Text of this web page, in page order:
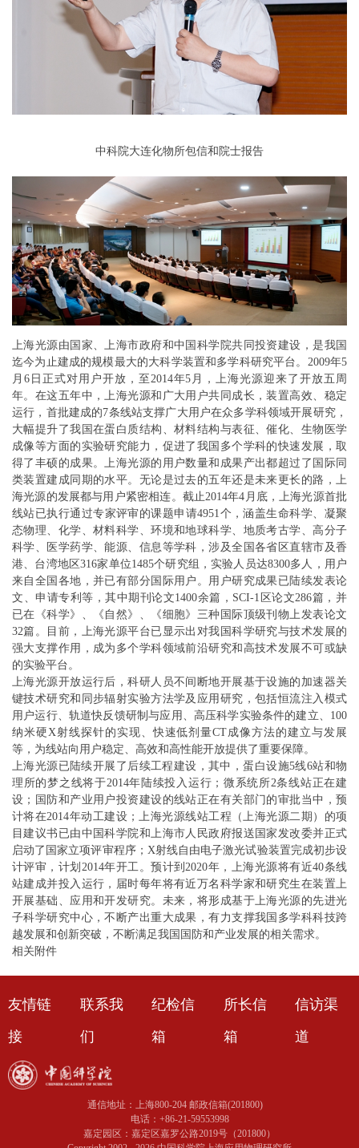
中科院大连化物所包信和院士报告
上海光源由国家、上海市政府和中国科学院共同投资建设，是我国
迄今为止建成的规模最大的大科学装置和多学科研究平台。2009年5
月6日正式对用户开放，至2014年5月，上海光源迎来了开放五周
年。在这五年中，上海光源和广大用户共同成长，装置高效、稳定
运行，首批建成的7条线站支撑广大用户在众多学科领域开展研究，
大幅提升了我国在蛋白质结构、材料结构与表征、催化、生物医学
成像等方面的实验研究能力，促进了我国多个学科的快速发展，取
得了丰硕的成果。上海光源的用户数量和成果产出都超过了国际同
类装置建成同期的水平。无论是过去的五年还是未来更长的路，上
海光源的发展都与用户紧密相连。截止2014年4月底，上海光源首批
线站已执行通过专家评审的课题申请4951个，涵盖生命科学、凝聚
态物理、化学、材料科学、环境和地球科学、地质考古学、高分子
科学、医学药学、能源、信息等学科，涉及全国各省区直辖市及香
港、台湾地区316家单位1485个研究组，实验人员达8300多人，用户
来自全国各地，并已有部分国际用户。用户研究成果已陆续发表论
文、申请专利等，其中期刊论文1400余篇，SCI-1区论文286篇，并
已在《科学》、《自然》、《细胞》三种国际顶级刊物上发表论文
32篇。目前，上海光源平台已显示出对我国科学研究与技术发展的
强大支撑作用，成为多个学科领域前沿研究和高技术发展不可或缺
的实验平台。
上海光源开放运行后，科研人员不间断地开展基于设施的加速器关
键技术研究和同步辐射实验方法学及应用研究，包括恒流注入模式
用户运行、轨道快反馈研制与应用、高压科学实验条件的建立、100
纳米硬X射线探针的实现、快速低剂量CT成像方法的建立与发展
等，为线站向用户稳定、高效和高性能开放提供了重要保障。
上海光源已陆续开展了后续工程建设，其中，蛋白设施5线6站和物
理所的梦之线将于2014年陆续投入运行；微系统所2条线站正在建
设；国防和产业用户投资建设的线站正在有关部门的审批当中，预
计将在2014年动工建设；上海光源线站工程（上海光源二期）的项
目建议书已由中国科学院和上海市人民政府报送国家发改委并正式
启动了国家立项评审程序；X射线自由电子激光试验装置完成初步设
计评审，计划2014年开工。预计到2020年，上海光源将有近40条线
站建成并投入运行，届时每年将有近万名科学家和研究生在装置上
开展基础、应用和开发研究。未来，将形成基于上海光源的先进光
子科学研究中心，不断产出重大成果，有力支撑我国多学科科技跨
越发展和创新突破，不断满足我国国防和产业发展的相关需求。
相关附件
友情链
接
联系我
们
纪检信
箱
所长信
箱
信访渠
道
通信地址：上海800-204 邮政信箱(201800)
电话：+86-21-59553998
嘉定园区：嘉定区嘉罗公路2019号（201800）